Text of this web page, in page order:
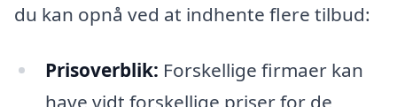
du kan opnå ved at indhente flere tilbud:
Prisoverblik: Forskellige firmaer kan
have vidt forskellige priser for de